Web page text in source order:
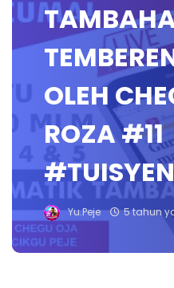
OLEH
ROZA #11
Yu.Peje 5 tahun